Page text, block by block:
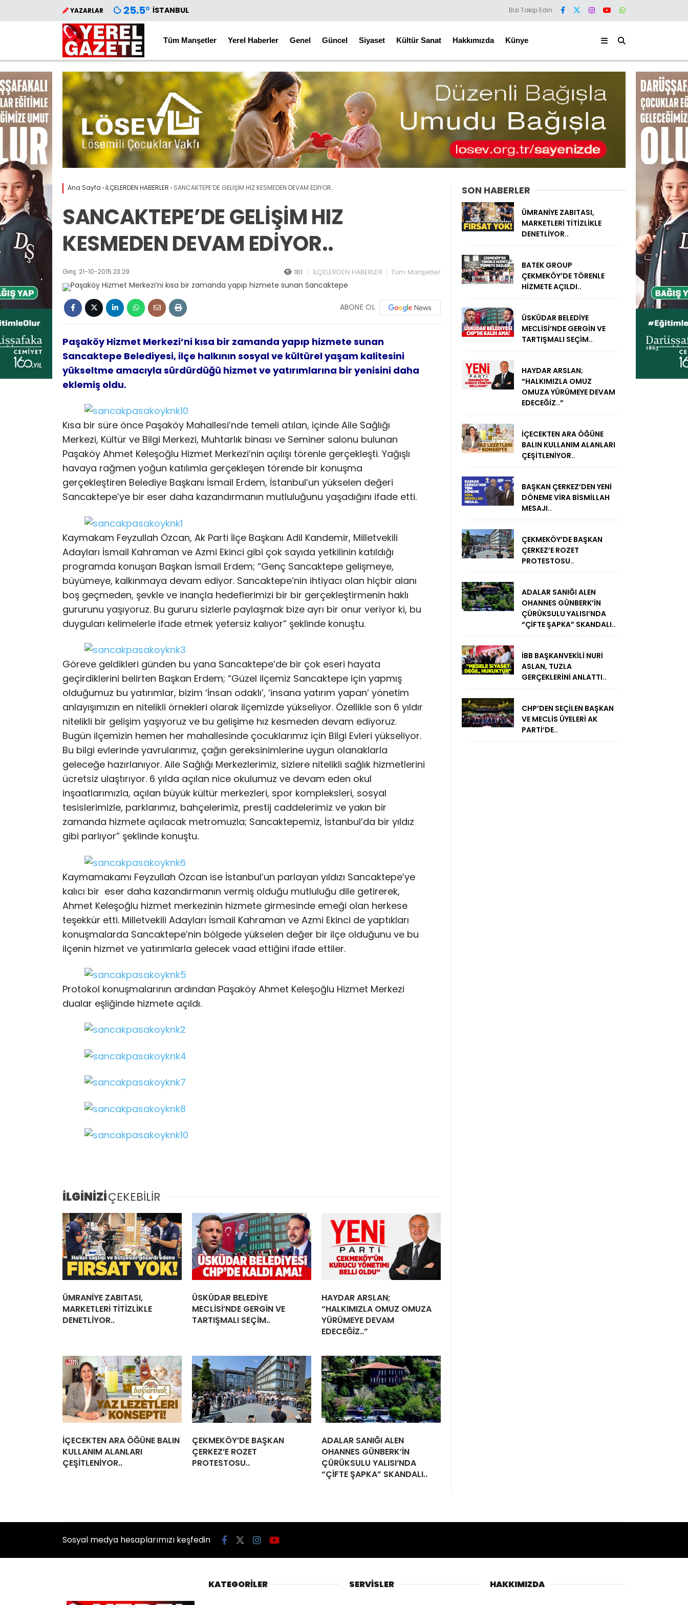
YAZARLAR 25.5° İSTANBUL Bizi Takip Edin
Tüm Manşetler Yerel Haberler Genel Güncel Siyaset Kültür Sanat Hakkımızda Künye
Ana Sayfa › İLÇELERDEN HABERLER › SANCAKTEPE’DE GELİŞİM HIZ KESMEDEN DEVAM EDİYOR..
SANCAKTEPE’DE GELİŞİM HIZ
KESMEDEN DEVAM EDİYOR..
Giriş: 21-10-2015 23:29 181 İLÇELERDEN HABERLER Tüm Manşetler
ABONE OL
Paşaköy Hizmet Merkezi’ni kısa bir zamanda yapıp hizmete sunan
Sancaktepe Belediyesi, ilçe halkının sosyal ve kültürel yaşam kalitesini
yükseltme amacıyla sürdürdüğü hizmet ve yatırımlarına bir yenisini daha
eklemiş oldu.
Kısa bir süre önce Paşaköy Mahallesi’nde temeli atılan, içinde Aile Sağlığı
Merkezi, Kültür ve Bilgi Merkezi, Muhtarlık binası ve Seminer salonu bulunan
Paşaköy Ahmet Keleşoğlu Hizmet Merkezi’nin açılışı törenle gerçekleşti. Yağışlı
havaya rağmen yoğun katılımla gerçekleşen törende bir konuşma
gerçekleştiren Belediye Başkanı İsmail Erdem, İstanbul’un yükselen değeri
Sancaktepe’ye bir eser daha kazandırmanın mutluluğunu yaşadığını ifade etti.
Kaymakam Feyzullah Özcan, Ak Parti İlçe Başkanı Adil Kandemir, Milletvekili
Adayları İsmail Kahraman ve Azmi Ekinci gibi çok sayıda yetkilinin katıldığı
programda konuşan Başkan İsmail Erdem; “Genç Sancaktepe gelişmeye,
büyümeye, kalkınmaya devam ediyor. Sancaktepe’nin ihtiyacı olan hiçbir alanı
boş geçmeden, şevkle ve inançla hedeflerimizi bir bir gerçekleştirmenin haklı
gururunu yaşıyoruz. Bu gururu sizlerle paylaşmak bize ayrı bir onur veriyor ki, bu
duyguları kelimelerle ifade etmek yetersiz kalıyor” şeklinde konuştu.
Göreve geldikleri günden bu yana Sancaktepe’de bir çok eseri hayata
geçirdiklerini belirten Başkan Erdem; “Güzel ilçemiz Sancaktepe için yapmış
olduğumuz bu yatırımlar, bizim ‘İnsan odaklı’, ‘insana yatırım yapan’ yönetim
anlayışımızın en nitelikli örnekleri olarak ilçemizde yükseliyor. Özellikle son 6 yıldır
nitelikli bir gelişim yaşıyoruz ve bu gelişime hız kesmeden devam ediyoruz.
Bugün ilçemizin hemen her mahallesinde çocuklarımız için Bilgi Evleri yükseliyor.
Bu bilgi evlerinde yavrularımız, çağın gereksinimlerine uygun olanaklarla
geleceğe hazırlanıyor. Aile Sağlığı Merkezlerimiz, sizlere nitelikli sağlık hizmetlerini
ücretsiz ulaştırıyor. 6 yılda açılan nice okulumuz ve devam eden okul
inşaatlarımızla, açılan büyük kültür merkezleri, spor kompleksleri, sosyal
tesislerimizle, parklarımız, bahçelerimiz, prestij caddelerimiz ve yakın bir
zamanda hizmete açılacak metromuzla; Sancaktepemiz, İstanbul’da bir yıldız
gibi parlıyor” şeklinde konuştu.
Kaymamakamı Feyzullah Özcan ise İstanbul’un parlayan yıldızı Sancaktepe’ye
kalıcı bir eser daha kazandırmanın vermiş olduğu mutluluğu dile getirerek,
Ahmet Keleşoğlu hizmet merkezinin hizmete girmesinde emeği olan herkese
teşekkür etti. Milletvekili Adayları İsmail Kahraman ve Azmi Ekinci de yaptıkları
konuşmalarda Sancaktepe’nin bölgede yükselen değer bir ilçe olduğunu ve bu
ilçenin hizmet ve yatırımlarla gelecek vaad ettiğini ifade ettiler.
Protokol konuşmalarının ardından Paşaköy Ahmet Keleşoğlu Hizmet Merkezi
dualar eşliğinde hizmete açıldı.
İLGİNİZİÇEKEBİLİR
ÜMRANİYE ZABITASI,
MARKETLERİ TİTİZLİKLE
DENETLİYOR..
ÜSKÜDAR BELEDİYE
MECLİSİ’NDE GERGİN VE
TARTIŞMALI SEÇİM..
HAYDAR ARSLAN;
“HALKIMIZLA OMUZ OMUZA
YÜRÜMEYE DEVAM
EDECEĞİZ..”
İÇECEKTEN ARA ÖĞÜNE BALIN
KULLANIM ALANLARI
ÇEŞİTLENİYOR..
ÇEKMEKÖY’DE BAŞKAN
ÇERKEZ’E ROZET
PROTESTOSU..
ADALAR SANIĞI ALEN
OHANNES GÜNBERK’İN
ÇÜRÜKSULU YALISI’NDA
“ÇİFTE ŞAPKA” SKANDALI..
SON HABERLER
ÜMRANİYE ZABITASI,
MARKETLERİ TİTİZLİKLE
DENETLİYOR..
BATEK GROUP
ÇEKMEKÖY’DE TÖRENLE
HİZMETE AÇILDI..
ÜSKÜDAR BELEDİYE
MECLİSİ’NDE GERGİN VE
TARTIŞMALI SEÇİM..
HAYDAR ARSLAN;
“HALKIMIZLA OMUZ
OMUZA YÜRÜMEYE DEVAM
EDECEĞİZ..”
İÇECEKTEN ARA ÖĞÜNE
BALIN KULLANIM ALANLARI
ÇEŞİTLENİYOR..
BAŞKAN ÇERKEZ’DEN YENİ
DÖNEME VİRA BİSMİLLAH
MESAJI..
ÇEKMEKÖY’DE BAŞKAN
ÇERKEZ’E ROZET
PROTESTOSU..
ADALAR SANIĞI ALEN
OHANNES GÜNBERK’İN
ÇÜRÜKSULU YALISI’NDA
“ÇİFTE ŞAPKA” SKANDALI..
İBB BAŞKANVEKİLİ NURİ
ASLAN, TUZLA
GERÇEKLERİNİ ANLATTI..
CHP’DEN SEÇİLEN BAŞKAN
VE MECLİS ÜYELERİ AK
PARTİ’DE..
Sosyal medya hesaplarımızı keşfedin
KATEGORİLER SERVİSLER HAKKIMIZDA